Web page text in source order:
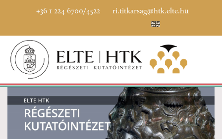
+36 1 224 6700/4522 ri.titkarsag@htk.elte.hu